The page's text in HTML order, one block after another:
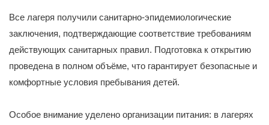
Все лагеря получили санитарно-эпидемиологические
заключения, подтверждающие соответствие требованиям
действующих санитарных правил. Подготовка к открытию
проведена в полном объёме, что гарантирует безопасные и
комфортные условия пребывания детей.
Особое внимание уделено организации питания: в лагерях